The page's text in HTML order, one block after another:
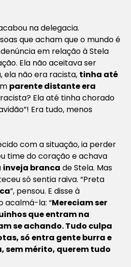
na delegacia.
que acham que o mundo é
em relação à Stela
Ela não aceitava ser
ela não era racista, tinha até
parente distante era
Ela até tinha chorado
Era tudo, menos
com a situação, ia perder
time do coração e achava
inveja branca de Stela. Mas
só sentia raiva. “Preta
”, pensou. E disse à
acalmá-la: “Mereciam ser
que entram na
se achando. Tudo culpa
só entra gente burra e
sem mérito, querem tudo